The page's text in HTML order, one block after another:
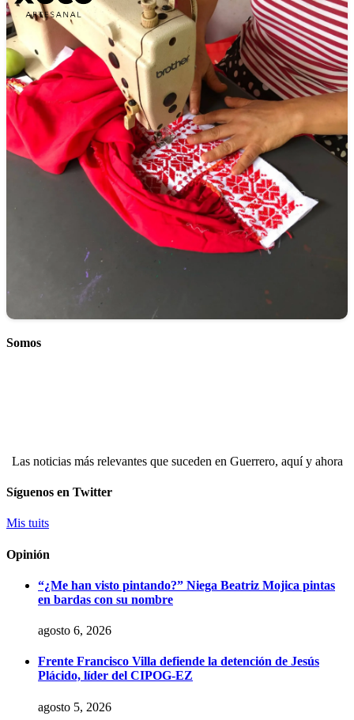
Somos
Las noticias más relevantes que suceden en Guerrero, aquí y ahora
Síguenos en Twitter
Mis tuits
Opinión
“¿Me han visto pintando?” Niega Beatriz Mojica pintas
en bardas con su nombre
agosto 6, 2026
Frente Francisco Villa defiende la detención de Jesús
Plácido, líder del CIPOG-EZ
agosto 5, 2026